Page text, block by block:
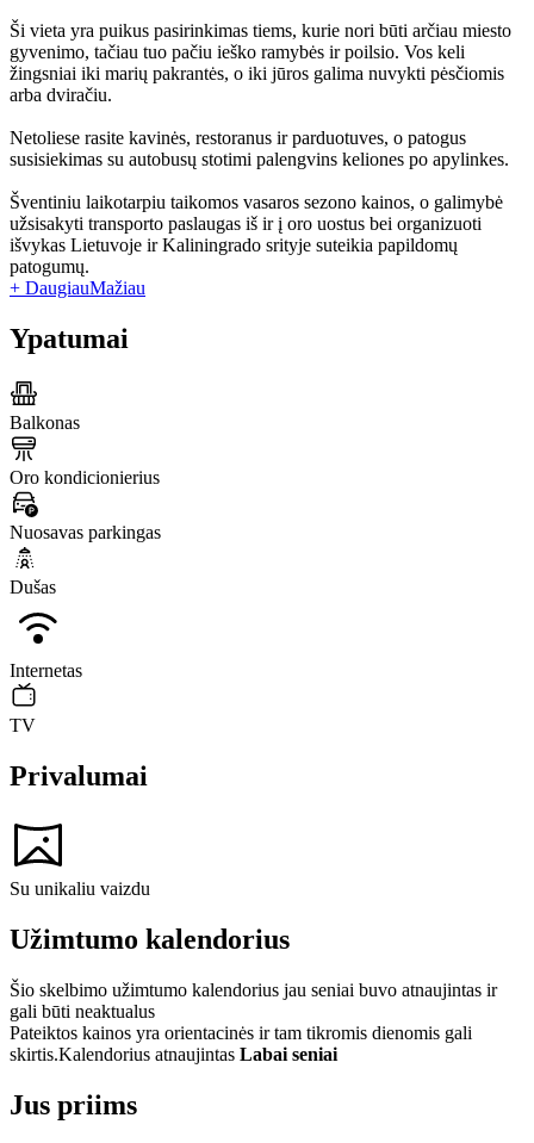
Ši vieta yra puikus pasirinkimas tiems, kurie nori būti arčiau miesto
gyvenimo, tačiau tuo pačiu ieško ramybės ir poilsio. Vos keli
žingsniai iki marių pakrantės, o iki jūros galima nuvykti pėsčiomis
arba dviračiu.
Netoliese rasite kavinės, restoranus ir parduotuves, o patogus
susisiekimas su autobusų stotimi palengvins keliones po apylinkes.
Šventiniu laikotarpiu taikomos vasaros sezono kainos, o galimybė
užsisakyti transporto paslaugas iš ir į oro uostus bei organizuoti
išvykas Lietuvoje ir Kaliningrado srityje suteikia papildomų
patogumų.
+ DaugiauMažiau
Ypatumai
Balkonas
Oro kondicionierius
Nuosavas parkingas
Dušas
Internetas
TV
Privalumai
Su unikaliu vaizdu
Užimtumo kalendorius
Šio skelbimo užimtumo kalendorius jau seniai buvo atnaujintas ir
gali būti neaktualus
Pateiktos kainos yra orientacinės ir tam tikromis dienomis gali
skirtis.Kalendorius atnaujintas Labai seniai
Jus priims